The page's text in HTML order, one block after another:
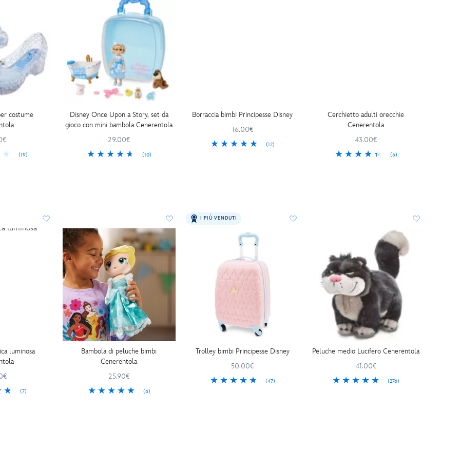
costume
(19)
Disney Once Upon a Story, set da
gioco con mini bambola Cenerentola
29.00€
(10)
Borraccia bimbi Principesse Disney
16.00€
(12)
Cerchietto adulti orecchie
Cenerentola
43.00€
(6)
luminosa
(7)
Bambola di peluche bimbi
Cenerentola
25.90€
(6)
I PIÙ VENDUTI
Trolley bimbi Principesse Disney
50.00€
(47)
Peluche medio Lucifero Cenerentola
41.00€
(276)